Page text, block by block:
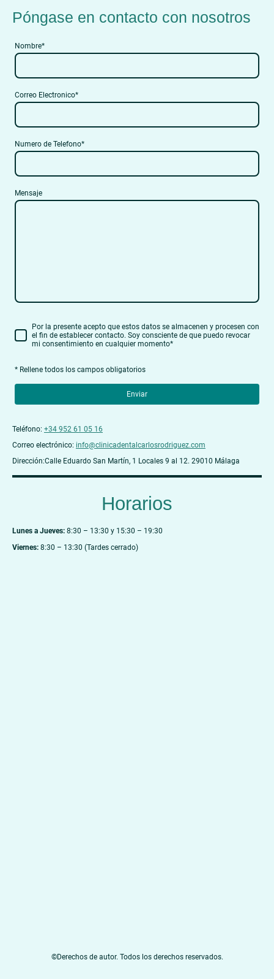
Póngase en contacto con nosotros
Nombre*
Correo Electronico*
Numero de Telefono*
Mensaje
Por la presente acepto que estos datos se almacenen y procesen con
el fin de establecer contacto. Soy consciente de que puedo revocar
mi consentimiento en cualquier momento*
* Rellene todos los campos obligatorios
Enviar
Teléfono: +34 952 61 05 16
Correo electrónico: info@clinicadentalcarlosrodriguez.com
Dirección:Calle Eduardo San Martín, 1 Locales 9 al 12. 29010 Málaga
Horarios
Lunes a Jueves: 8:30 – 13:30 y 15:30 – 19:30
Viernes: 8:30 – 13:30 (Tardes cerrado)
©Derechos de autor. Todos los derechos reservados.